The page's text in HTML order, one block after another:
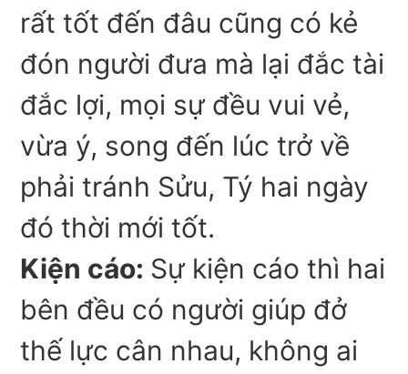
rất tốt đến đâu cũng có kẻ
đón người đưa mà lại đắc tài
đắc lợi, mọi sự đều vui vẻ,
vừa ý, song đến lúc trở về
phải tránh Sửu, Tý hai ngày
đó thời mới tốt.
Kiện cáo: Sự kiện cáo thì hai
bên đều có người giúp đở
thế lực cân nhau, không ai